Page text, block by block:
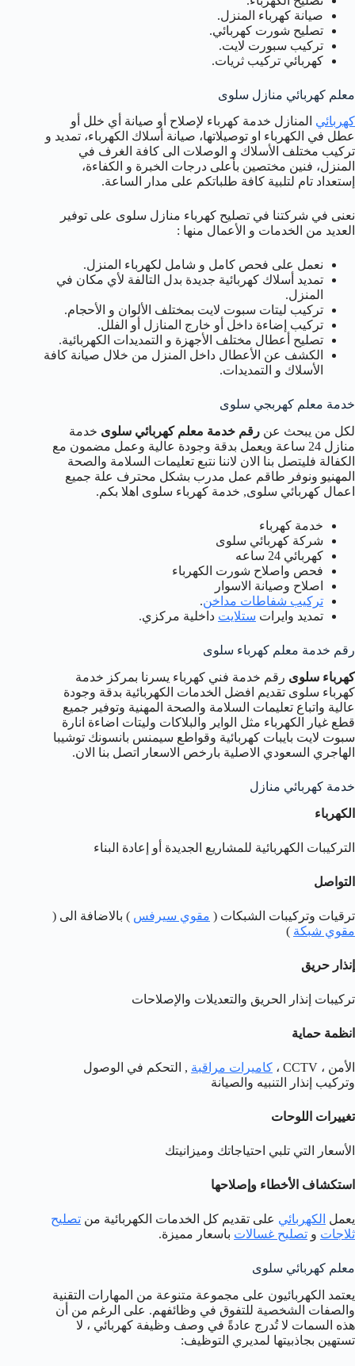
صيانة كهرباء المنزل.
تصليح شورت كهربائي.
تركيب سبورت لايت.
كهربائي تركيب ثريات.
معلم كهربائي منازل سلوى
كهربائي المنازل خدمة كهرباء لإصلاح أو صيانة أي خلل أو
عطل في الكهرباء او توصيلاتها، صيانة أسلاك الكهرباء، تمديد و
تركيب مختلف الأسلاك و الوصلات الى كافة الغرف في
المنزل، فنين مختصين بأعلى درجات الخبرة و الكفاءة،
إستعداد تام لتلبية كافة طلباتكم على مدار الساعة.
نعنى في شركتنا في تصليح كهرباء منازل سلوى على توفير
العديد من الخدمات و الأعمال منها :
نعمل على فحص كامل و شامل لكهرباء المنزل.
تمديد أسلاك كهربائية جديدة بدل التالفة لأي مكان في
المنزل.
تركيب ليتات سبوت لايت بمختلف الألوان و الأحجام.
تركيب إضاءة داخل أو خارج المنازل أو الفلل.
تصليح أعطال مختلف الأجهزة و التمديدات الكهربائية.
الكشف عن الأعطال داخل المنزل من خلال صيانة كافة
الأسلاك و التمديدات.
خدمة معلم كهربجي سلوى
لكل من يبحث عن رقم خدمة معلم كهربائي سلوى خدمة
منازل 24 ساعة ويعمل بدقة وجودة عالية وعمل مضمون مع
الكفالة فليتصل بنا الان لاننا نتبع تعليمات السلامة والصحة
المهنيو ونوفر طاقم عمل مدرب بشكل محترف علة جميع
اعمال كهربائي سلوى, خدمة كهرباء سلوى اهلا بكم.
خدمة كهرباء
شركة كهربائي سلوى
كهربائي 24 ساعه
فحص واصلاح شورت الكهرباء
اصلاح وصيانة الاسوار
تركيب شفاطات مداخن.
تمديد وايرات ستلايت داخلية مركزي.
رقم خدمة معلم كهرباء سلوى
كهرباء سلوى رقم خدمة فني كهرباء يسرنا بمركز خدمة
كهرباء سلوى تقديم افضل الخدمات الكهربائية بدقة وجودة
عالية واتباع تعليمات السلامة والصحة المهنية وتوفير جميع
قطع غيار الكهرباء مثل الواير والبلاكات وليتات اضاءة انارة
سبوت لايت بايبات كهربائية وقواطع سيمنس بانسونك توشيبا
الهاجري السعودي الاصلية بارخص الاسعار اتصل بنا الان.
خدمة كهربائي منازل
الكهرباء
التركيبات الكهربائية للمشاريع الجديدة أو إعادة البناء
التواصل
ترقيات وتركيبات الشبكات ( مقوي سيرفس ) بالاضافة الى (
مقوي شبكة )
إنذار حريق
تركيبات إنذار الحريق والتعديلات والإصلاحات
انظمة حماية
الأمن ، CCTV ، كاميرات مراقبة , التحكم في الوصول
وتركيب إنذار التنبيه والصيانة
تغييرات اللوحات
الأسعار التي تلبي احتياجاتك وميزانيتك
استكشاف الأخطاء وإصلاحها
يعمل الكهربائي على تقديم كل الخدمات الكهربائية من تصليح
ثلاجات و تصليح غسالات باسعار مميزة.
معلم كهربائي سلوى
يعتمد الكهربائيون على مجموعة متنوعة من المهارات التقنية
والصفات الشخصية للتفوق في وظائفهم. على الرغم من أن
هذه السمات لا تُدرج عادةً في وصف وظيفة كهربائي ، لا
تستهين بجاذبيتها لمديري التوظيف: